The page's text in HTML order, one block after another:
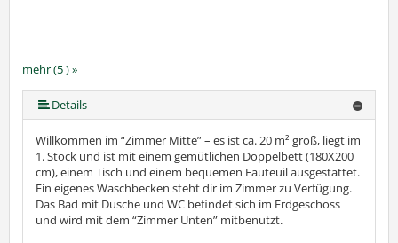
mehr (5 ) »
mehr (5 ) »
Details
Willkommen im “Zimmer Mitte” – es ist ca. 20 m² groß, liegt im
1. Stock und ist mit einem gemütlichen Doppelbett (180X200
cm), einem Tisch und einem bequemen Fauteuil ausgestattet.
Ein eigenes Waschbecken steht dir im Zimmer zu Verfügung.
Das Bad mit Dusche und WC befindet sich im Erdgeschoss
und wird mit dem “Zimmer Unten” mitbenutzt.